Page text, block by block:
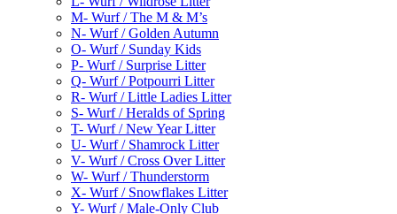
M- Wurf / The M & M’s
N- Wurf / Golden Autumn
O- Wurf / Sunday Kids
P- Wurf / Surprise Litter
Q- Wurf / Potpourri Litter
R- Wurf / Little Ladies Litter
S- Wurf / Heralds of Spring
T- Wurf / New Year Litter
U- Wurf / Shamrock Litter
V- Wurf / Cross Over Litter
W- Wurf / Thunderstorm
X- Wurf / Snowflakes Litter
Y- Wurf / Male-Only Club